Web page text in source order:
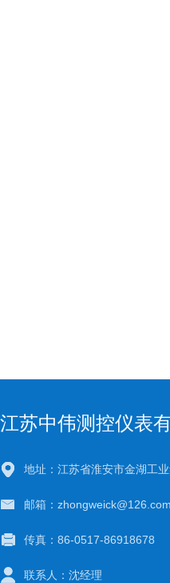
江苏中伟测控仪表
地址：江苏省淮安市金湖工
邮箱：zhongweick@126.com
传真：86-0517-86918678
联系人：沈经理